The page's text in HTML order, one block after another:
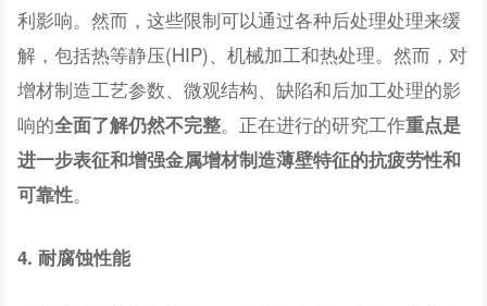
利影响。然而，这些限制可以通过各种后处理处理来缓
解，包括热等静压(HIP)、机械加工和热处理。然而，对
增材制造工艺参数、微观结构、缺陷和后加工处理的影
响的全面了解仍然不完整。正在进行的研究工作重点是
进一步表征和增强金属增材制造薄壁特征的抗疲劳性和
可靠性。
4. 耐腐蚀性能